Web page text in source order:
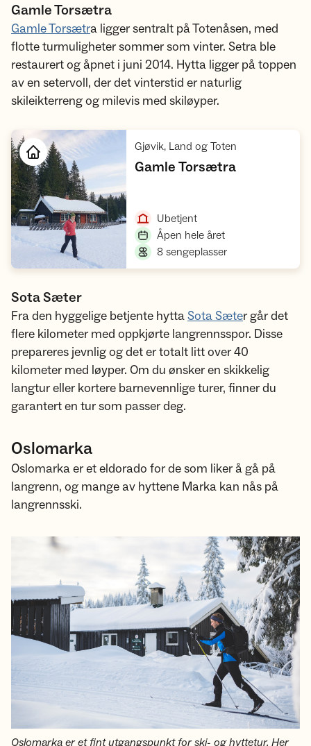
Gamle Torsætra
Gamle Torsætra ligger sentralt på Totenåsen, med
flotte turmuligheter sommer som vinter. Setra ble
restaurert og åpnet i juni 2014. Hytta ligger på toppen
av en setervoll, der det vinterstid er naturlig
skileikterreng og milevis med skiløyper.
Gjøvik, Land og Toten
Gamle Torsætra,
Ubetjent,
Åpen hele året,
8 sengeplasser,
Sota Sæter
Fra den hyggelige betjente hyttaSota Sæter går det
flere kilometer med oppkjørte langrennsspor. Disse
prepareres jevnlig og det er totalt litt over 40
kilometer med løyper. Om du ønsker en skikkelig
langtur eller kortere barnevennlige turer, finner du
garantert en tur som passer deg.
Oslomarka
Oslomarka er et eldorado for de som liker å gå på
langrenn, og mange av hyttene Marka kan nås på
langrennsski.
Oslomarka er et fint utgangspunkt for ski- og hyttetur. Her